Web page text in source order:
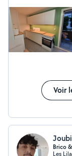
disponibilités.
du service.
Voir
Brico
Les